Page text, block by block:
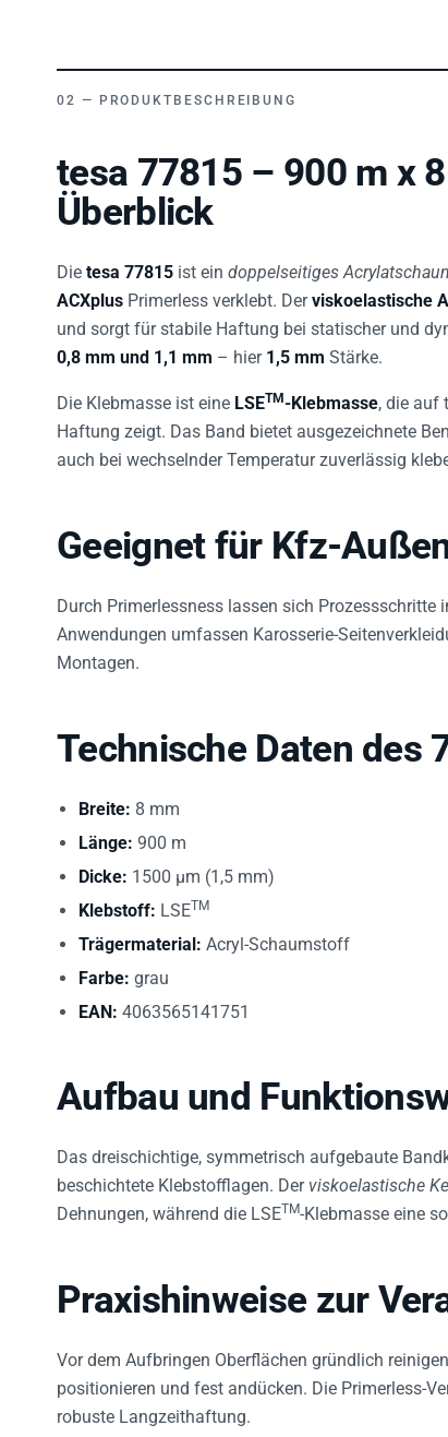
PRODUKTBESCHREIBUNG
tesa 77815 – 900 m x
Überblick
Die tesa 77815 ist ein doppelseitiges
ACXplus Primerless verklebt. Derviskoelastische
und sorgt für stabile Haftung bei statischer und
0,8 mm und 1,1 mm
– hier 1,5 mm Stärke.
Die Klebmasse ist eine LSETM -Klebmasse , die
Haftung zeigt. Das Band bietet ausgezeichnete
auch bei wechselnder Temperatur zuverlässig
Geeignet für Kfz-
Durch Primerlessness lassen sich Prozessschritte
Anwendungen umfassen Karosserie-
Montagen.
Technische Daten des
Breite: 8 mm
Länge: 900 m
Dicke: 1500 µm (1,5 mm)
Klebstoff: LSETM
Trägermaterial: Acryl-Schaumstoff
Farbe: grau
EAN: 4063565141751
Aufbau und
Das dreischichtige, symmetrisch aufgebaute
beschichtete Klebstofflagen. Der viskoelastische
Dehnungen, während die LSETM -Klebmasse eine
Praxishinweise zur
Vor dem Aufbringen Oberflächen gründlich
positionieren und fest andücken. Die Primerless-
robuste Langzeithaftung.